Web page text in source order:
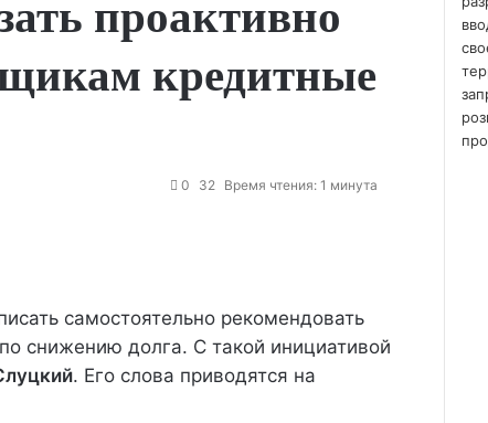
проактивно
кредитные
0 32 Время чтения: 1 минута
самостоятельно рекомендовать
снижению долга. С такой инициативой
. Его слова приводятся на
ы
т
ь